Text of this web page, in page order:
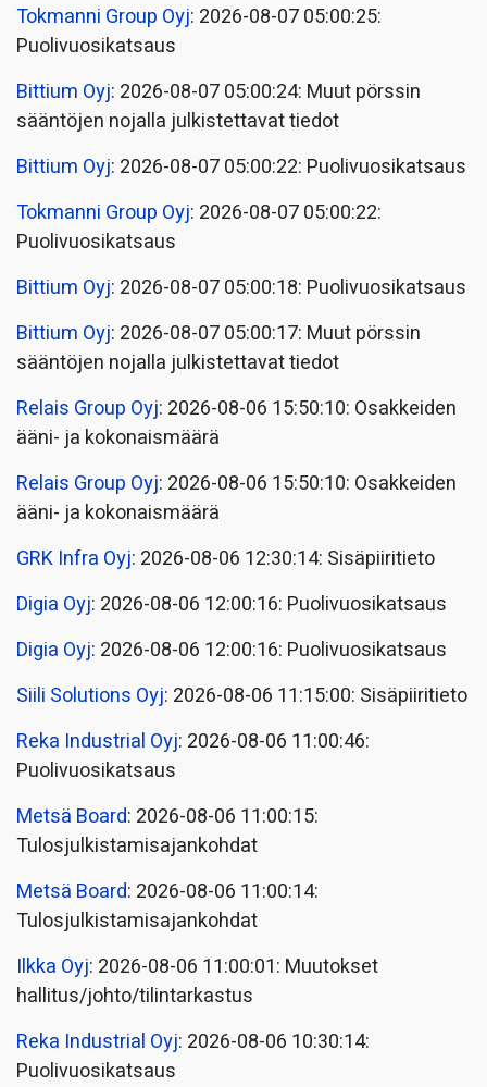
Tokmanni Group Oyj: 2026-08-07 05:00:25:
Puolivuosikatsaus
Bittium Oyj: 2026-08-07 05:00:24: Muut pörssin
sääntöjen nojalla julkistettavat tiedot
Bittium Oyj: 2026-08-07 05:00:22: Puolivuosikatsaus
Tokmanni Group Oyj: 2026-08-07 05:00:22:
Puolivuosikatsaus
Bittium Oyj: 2026-08-07 05:00:18: Puolivuosikatsaus
Bittium Oyj: 2026-08-07 05:00:17: Muut pörssin
sääntöjen nojalla julkistettavat tiedot
Relais Group Oyj: 2026-08-06 15:50:10: Osakkeiden
ääni- ja kokonaismäärä
Relais Group Oyj: 2026-08-06 15:50:10: Osakkeiden
ääni- ja kokonaismäärä
GRK Infra Oyj: 2026-08-06 12:30:14: Sisäpiiritieto
Digia Oyj: 2026-08-06 12:00:16: Puolivuosikatsaus
Digia Oyj: 2026-08-06 12:00:16: Puolivuosikatsaus
Siili Solutions Oyj: 2026-08-06 11:15:00: Sisäpiiritieto
Reka Industrial Oyj: 2026-08-06 11:00:46:
Puolivuosikatsaus
Metsä Board: 2026-08-06 11:00:15:
Tulosjulkistamisajankohdat
Metsä Board: 2026-08-06 11:00:14:
Tulosjulkistamisajankohdat
Ilkka Oyj: 2026-08-06 11:00:01: Muutokset
hallitus/johto/tilintarkastus
Reka Industrial Oyj: 2026-08-06 10:30:14:
Puolivuosikatsaus